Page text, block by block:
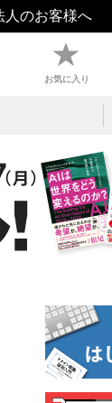
人のお客様へ
お気に入り